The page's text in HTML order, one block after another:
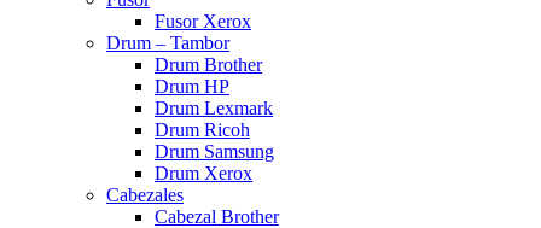
Fusor Xerox
Drum – Tambor
Drum Brother
Drum HP
Drum Lexmark
Drum Ricoh
Drum Samsung
Drum Xerox
Cabezales
Cabezal Brother